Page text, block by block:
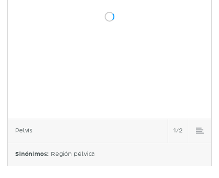
Pelvis 1/2
Sinónimos: Región pélvica